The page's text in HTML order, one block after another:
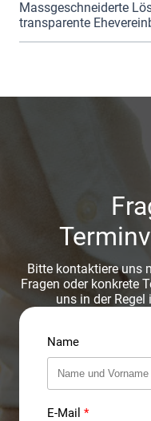
Massgeschneiderte
transparente
Bitte kontaktiere uns
Fragen oder konkrete
uns in der
Name
E-Mail